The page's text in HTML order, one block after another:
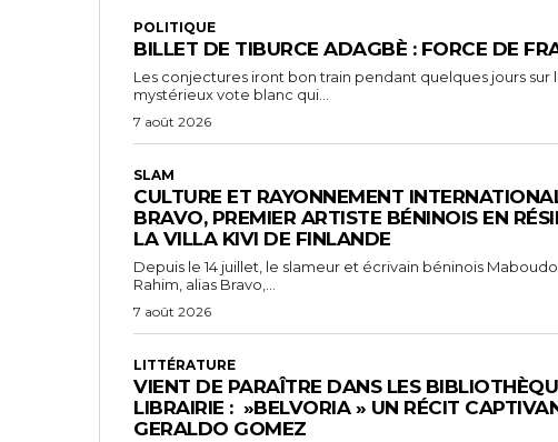
POLITIQUE
BILLET DE TIBURCE ADAGBÈ : FORCE DE
Les conjectures iront bon train pendant quelques jours sur
mystérieux vote blanc qui...
7 août 2026
SLAM
CULTURE ET RAYONNEMENT
BRAVO, PREMIER ARTISTE BÉNINOIS EN
LA VILLA KIVI DE FINLANDE
Depuis le 14 juillet, le slameur et écrivain béninois
Rahim, alias Bravo,...
7 août 2026
LITTÉRATURE
VIENT DE PARAÎTRE DANS LES
LIBRAIRIE : »BELVORIA » UN RÉCIT
GERALDO GOMEZ